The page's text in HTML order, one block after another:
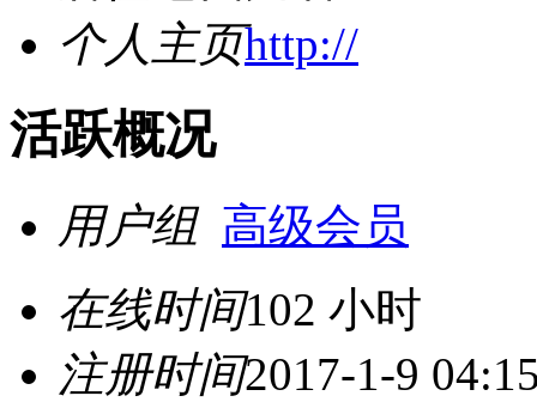
个人主页http://
活跃概况
用户组 高级会员
在线时间102 小时
注册时间2017-1-9